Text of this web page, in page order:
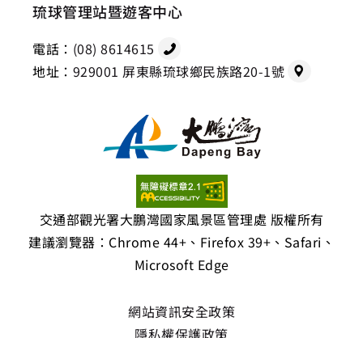
琉球管理站暨遊客中心
電話： (08) 8614615
地址： 929001 屏東縣琉球鄉民族路20-1號
交通部觀光署大鵬灣國家風景區管理處 版權所有
建議瀏覽器：Chrome 44+、Firefox 39+、Safari、
Microsoft Edge
網站資訊安全政策
隱私權保護政策